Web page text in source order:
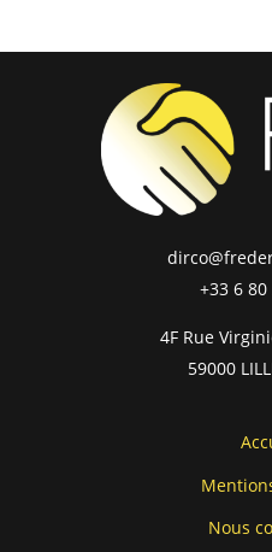
+33 6
4F Rue
59000
Nous